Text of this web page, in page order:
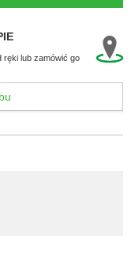
ręki lub zamówić go